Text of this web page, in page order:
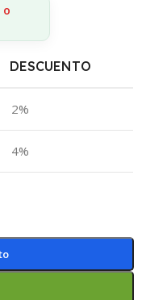
o
DESCUENTO
2%
4%